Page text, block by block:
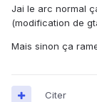
Jai le arc normal
(modification de
Mais sinon ça
Citer